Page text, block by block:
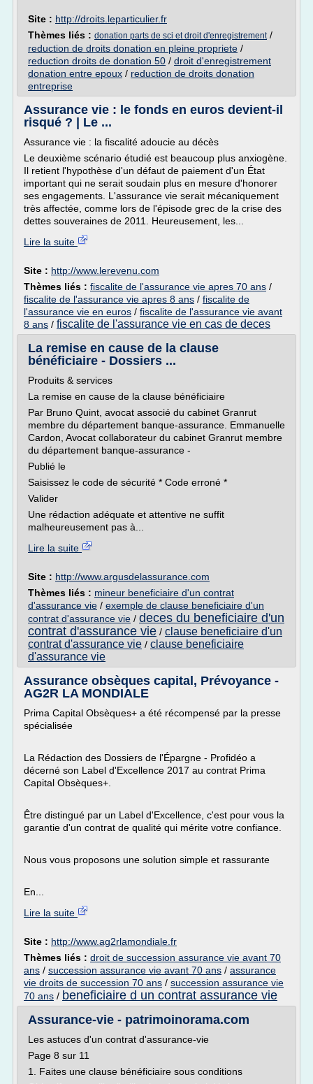
Site : http://droits.leparticulier.fr
Thèmes liés : donation parts de sci et droit d'enregistrement/
reduction de droits donation en pleine propriete /
reduction droits de donation 50 / droit d'enregistrement
donation entre epoux / reduction de droits donation
entreprise
Assurance vie : le fonds en euros devient-il
risqué ? | Le ...
Assurance vie : la fiscalité adoucie au décès
Le deuxième scénario étudié est beaucoup plus anxiogène.
Il retient l'hypothèse d'un défaut de paiement d'un État
important qui ne serait soudain plus en mesure d'honorer
ses engagements. L'assurance vie serait mécaniquement
très affectée, comme lors de l'épisode grec de la crise des
dettes souveraines de 2011. Heureusement, les...
Lire la suite
Site : http://www.lerevenu.com
Thèmes liés : fiscalite de l'assurance vie apres 70 ans /
fiscalite de l'assurance vie apres 8 ans / fiscalite de
l'assurance vie en euros / fiscalite de l'assurance vie avant
8 ans / fiscalite de l'assurance vie en cas de deces
La remise en cause de la clause
bénéficiaire - Dossiers ...
Produits & services
La remise en cause de la clause bénéficiaire
Par Bruno Quint, avocat associé du cabinet Granrut
membre du département banque-assurance. Emmanuelle
Cardon, Avocat collaborateur du cabinet Granrut membre
du département banque-assurance -
Publié le
Saisissez le code de sécurité * Code erroné *
Valider
Une rédaction adéquate et attentive ne suffit
malheureusement pas à...
Lire la suite
Site : http://www.argusdelassurance.com
Thèmes liés : mineur beneficiaire d'un contrat
d'assurance vie / exemple de clause beneficiaire d'un
contrat d'assurance vie / deces du beneficiaire d'un
contrat d'assurance vie / clause beneficiaire d'un
contrat d'assurance vie / clause beneficiaire
d'assurance vie
Assurance obsèques capital, Prévoyance -
AG2R LA MONDIALE
Prima Capital Obsèques+ a été récompensé par la presse
spécialisée
La Rédaction des Dossiers de l'Épargne - Profidéo a
décerné son Label d'Excellence 2017 au contrat Prima
Capital Obsèques+.
Être distingué par un Label d'Excellence, c'est pour vous la
garantie d'un contrat de qualité qui mérite votre confiance.
Nous vous proposons une solution simple et rassurante
En...
Lire la suite
Site : http://www.ag2rlamondiale.fr
Thèmes liés : droit de succession assurance vie avant 70
ans / succession assurance vie avant 70 ans / assurance
vie droits de succession 70 ans / succession assurance vie
70 ans / beneficiaire d un contrat assurance vie
Assurance-vie - patrimoinorama.com
Les astuces d'un contrat d'assurance-vie
Page 8 sur 11
1. Faites une clause bénéficiaire sous conditions